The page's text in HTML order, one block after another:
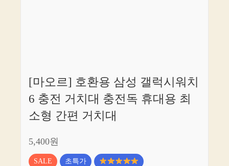
[마오르] 호환용 삼성 갤럭시워치
6 충전 거치대 충전독 휴대용 최
소형 간편 거치대
5,400원
SALE 초특가